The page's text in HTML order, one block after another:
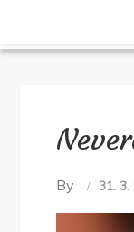
By 31. 3.